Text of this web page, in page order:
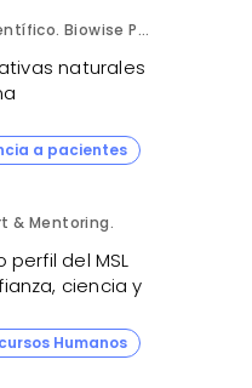
José María Sánchez Torres. Director Científico. Biowise Pharmaceuticals.
naturales
a pacientes
& Mentoring.
del MSL
ciencia y
Humanos